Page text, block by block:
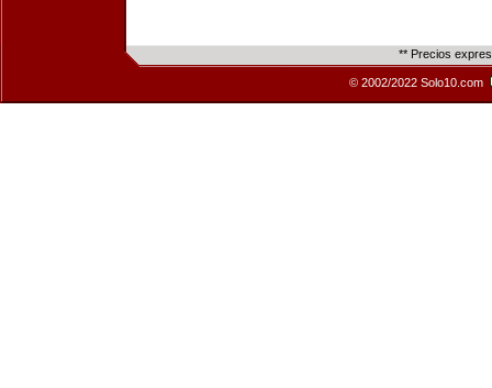
** Precios
© 2002/2022 Solo10.com